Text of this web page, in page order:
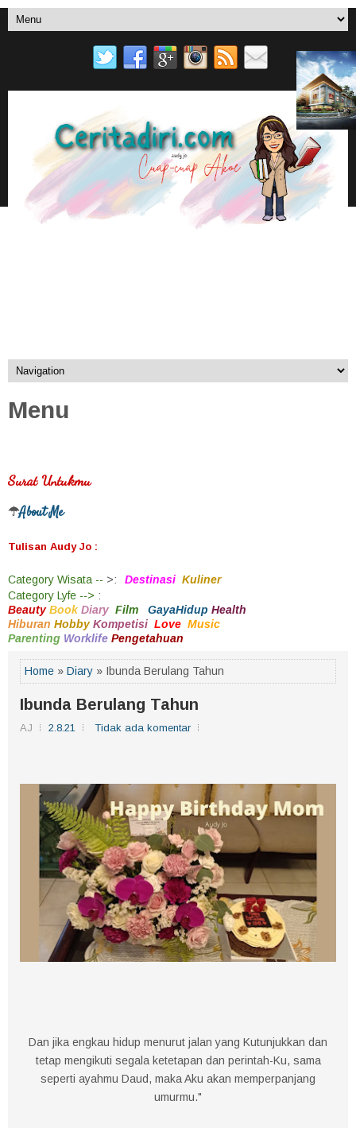
Menu
Surat Untukmu
☂About Me
Tulisan Audy Jo :
Category Wisata -- >: Destinasi Kuliner
Category Lyfe --> :
Beauty Book Diary Film GayaHidup Health
Hiburan Hobby Kompetisi Love Music
Parenting Worklife Pengetahuan
Home » Diary » Ibunda Berulang Tahun
Ibunda Berulang Tahun
AJ 2.8.21 Tidak ada komentar
Dan jika engkau hidup menurut jalan yang Kutunjukkan dan
tetap mengikuti segala ketetapan dan perintah-Ku, sama
seperti ayahmu Daud, maka Aku akan memperpanjang
umurmu."